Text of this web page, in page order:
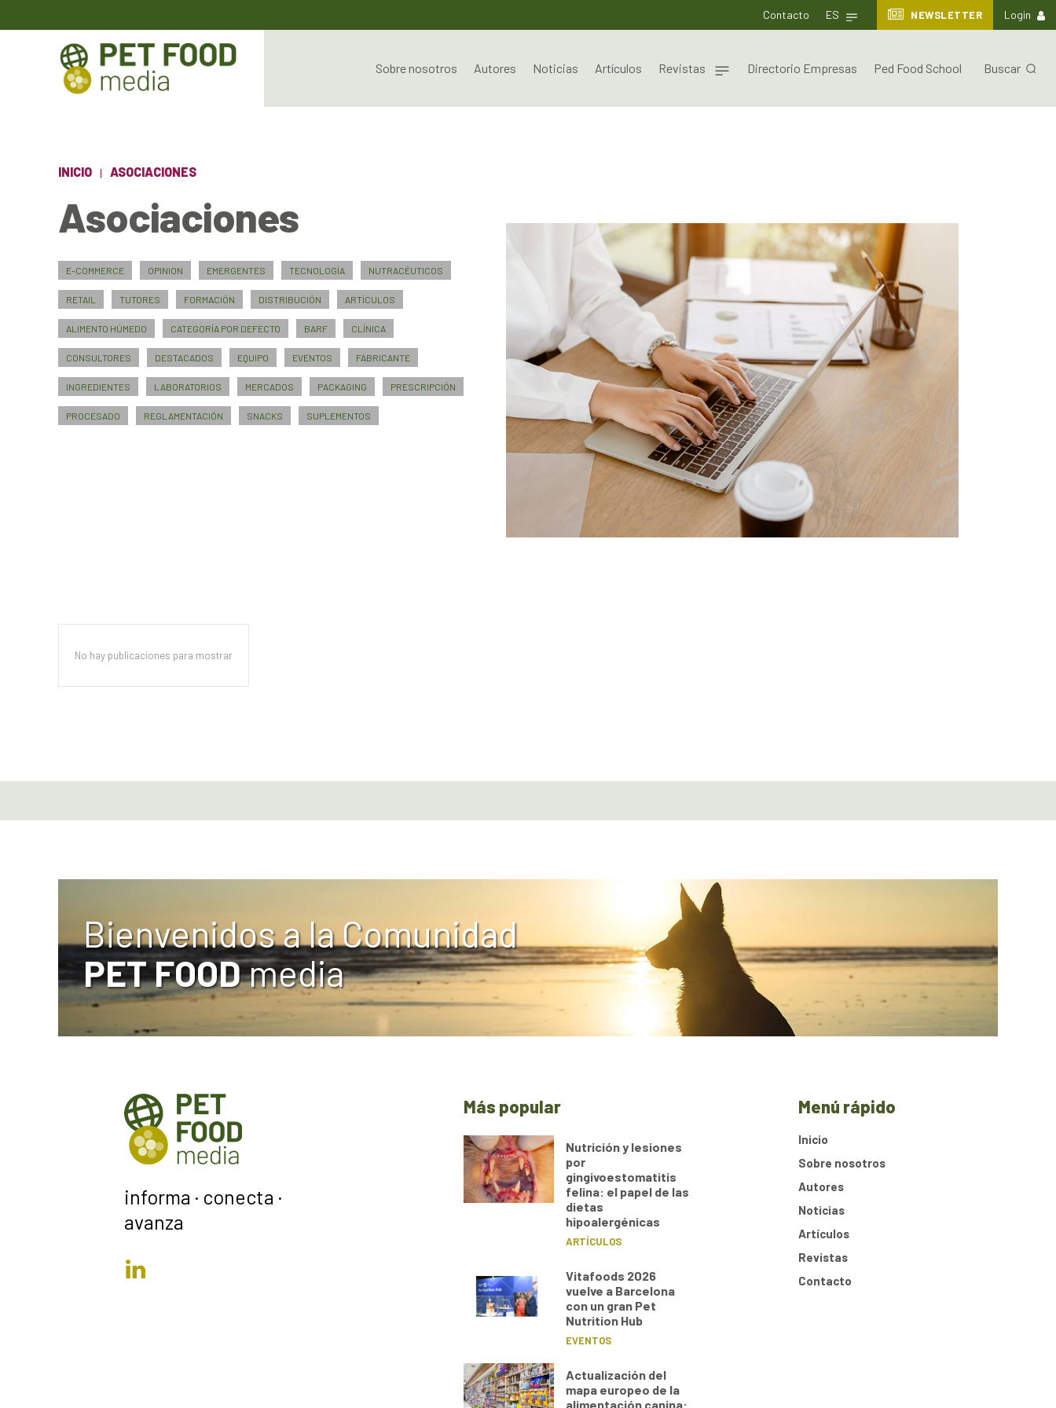
Contacto ES NEWSLETTER Login
Sobre nosotros Autores Noticias Artículos Revistas Directorio Empresas Ped Food School Buscar
INICIO ASOCIACIONES
Asociaciones
E-COMMERCE OPINION EMERGENTES TECNOLOGÍA NUTRACÉUTICOS
RETAIL TUTORES FORMACIÓN DISTRIBUCIÓN ARTÍCULOS
ALIMENTO HÚMEDO CATEGORÍA POR DEFECTO BARF CLÍNICA
CONSULTORES DESTACADOS EQUIPO EVENTOS FABRICANTE
INGREDIENTES LABORATORIOS MERCADOS PACKAGING PRESCRIPCIÓN
PROCESADO REGLAMENTACIÓN SNACKS SUPLEMENTOS
No hay publicaciones para mostrar
Bienvenidos a la Comunidad
PET FOODmedia
informa · conecta ·
avanza
Más popular
Nutrición y lesiones
por
gingivoestomatitis
felina: el papel de las
dietas
hipoalergénicas
ARTÍCULOS
Vitafoods 2026
vuelve a Barcelona
con un gran Pet
Nutrition Hub
EVENTOS
Actualización del
mapa europeo de la
alimentación canina:
Menú rápido
Inicio
Sobre nosotros
Autores
Noticias
Artículos
Revistas
Contacto